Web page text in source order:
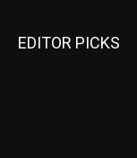
EDITOR PICKS